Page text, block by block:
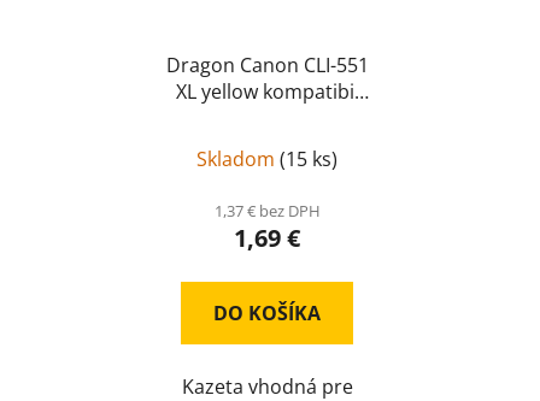
Dragon Canon CLI-551
XL yellow kompatibil
Skladom (15 ks)
1,37 € bez DPH
1,69 €
DO KOŠÍKA
Kazeta vhodná pre